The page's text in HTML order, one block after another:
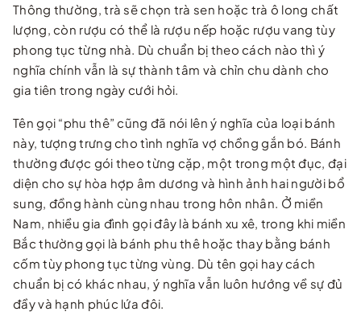
Thông thường, trà sẽ chọn trà sen hoặc trà ô long chất
lượng, còn rượu có thể là rượu nếp hoặc rượu vang tùy
phong tục từng nhà. Dù chuẩn bị theo cách nào thì ý
nghĩa chính vẫn là sự thành tâm và chỉn chu dành cho
gia tiên trong ngày cưới hỏi.
Tên gọi “phu thê” cũng đã nói lên ý nghĩa của loại bánh
này, tượng trưng cho tình nghĩa vợ chồng gắn bó. Bánh
thường được gói theo từng cặp, một trong một đục, đại
diện cho sự hòa hợp âm dương và hình ảnh hai người bổ
sung, đồng hành cùng nhau trong hôn nhân. Ở miền
Nam, nhiều gia đình gọi đây là bánh xu xê, trong khi miền
Bắc thường gọi là bánh phu thê hoặc thay bằng bánh
cốm tùy phong tục từng vùng. Dù tên gọi hay cách
chuẩn bị có khác nhau, ý nghĩa vẫn luôn hướng về sự đủ
đầy và hạnh phúc lứa đôi.